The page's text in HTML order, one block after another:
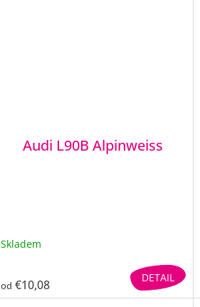
Audi L90B Alpinweiss
Skladem
od €10,08 DETAIL